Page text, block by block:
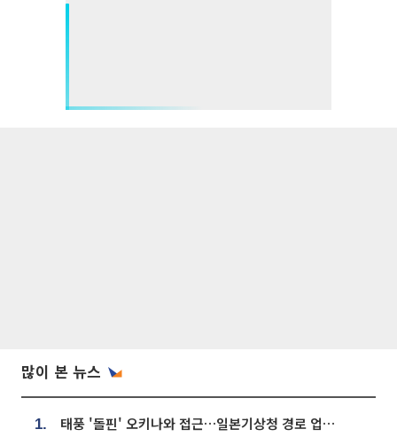
많이 본 뉴스
1. 태풍 '돌핀' 오키나와 접근…일본기상청 경로 업데이트